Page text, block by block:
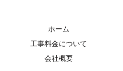
ホーム
工事料金について
会社概要